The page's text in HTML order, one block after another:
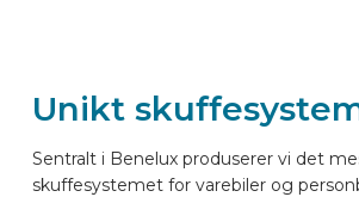
Unikt
Sentralt i Benelux produserer vi det
skuffesystemet for varebiler og